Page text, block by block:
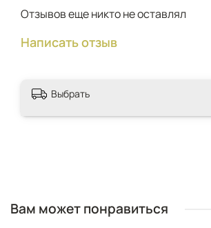
Отзывов еще никто не оставлял
Написать отзыв
Выбрать
Вам может понравиться